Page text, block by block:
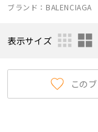
ブランド：BALENCIAGA
表示サイズ
この